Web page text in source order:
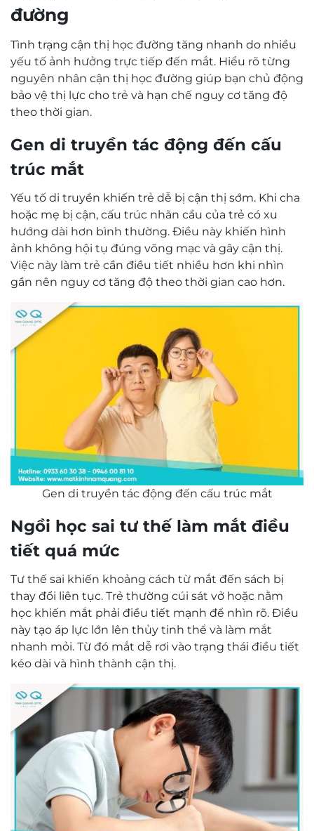
đường
Tình trạng cận thị học đường tăng nhanh do nhiều
yếu tố ảnh hưởng trực tiếp đến mắt. Hiểu rõ từng
nguyên nhân cận thị học đường giúp bạn chủ động
bảo vệ thị lực cho trẻ và hạn chế nguy cơ tăng độ
theo thời gian.
Gen di truyền tác động đến cấu
trúc mắt
Yếu tố di truyền khiến trẻ dễ bị cận thị sớm. Khi cha
hoặc mẹ bị cận, cấu trúc nhãn cầu của trẻ có xu
hướng dài hơn bình thường. Điều này khiến hình
ảnh không hội tụ đúng võng mạc và gây cận thị.
Việc này làm trẻ cần điều tiết nhiều hơn khi nhìn
gần nên nguy cơ tăng độ theo thời gian cao hơn.
Gen di truyền tác động đến cấu trúc mắt
Ngồi học sai tư thế làm mắt điều
tiết quá mức
Tư thế sai khiến khoảng cách từ mắt đến sách bị
thay đổi liên tục. Trẻ thường cúi sát vở hoặc nằm
học khiến mắt phải điều tiết mạnh để nhìn rõ. Điều
này tạo áp lực lớn lên thủy tinh thể và làm mắt
nhanh mỏi. Từ đó mắt dễ rơi vào trạng thái điều tiết
kéo dài và hình thành cận thị.